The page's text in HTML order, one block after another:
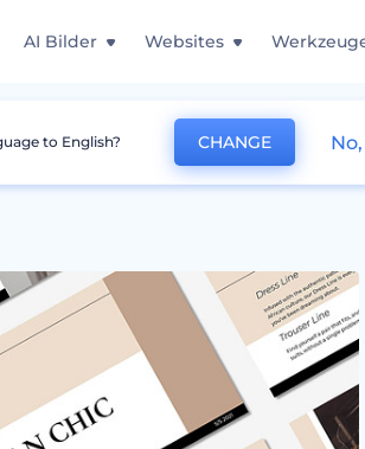
AI Bilder Websites
für Modelinie
to English? CHANGE